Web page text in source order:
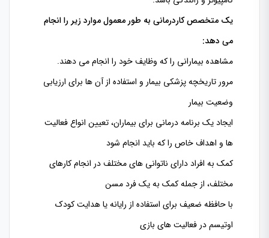
یک متخصص کاردرمانی به طور معمول موارد زیر را انجام
می دهد:
مشاهده بیمارانی را که وظایف خود را انجام می دهند.
مرور تاریخچه پزشکی بیمار و استفاده از آن ها برای ارزیابی
وضعیت بیمار
ایجاد یک برنامه درمانی برای بیماران، تعیین انواع فعالیت
ها و اهداف خاص را که باید انجام شود
کمک به افراد دارای ناتوانی های مختلف در انجام کارهای
مختلف، از جمله کمک به یک فرد مسن
با حافظه ضعیف برای استفاده از رایانه یا هدایت کودک
اوتیسم در فعالیت های بازی